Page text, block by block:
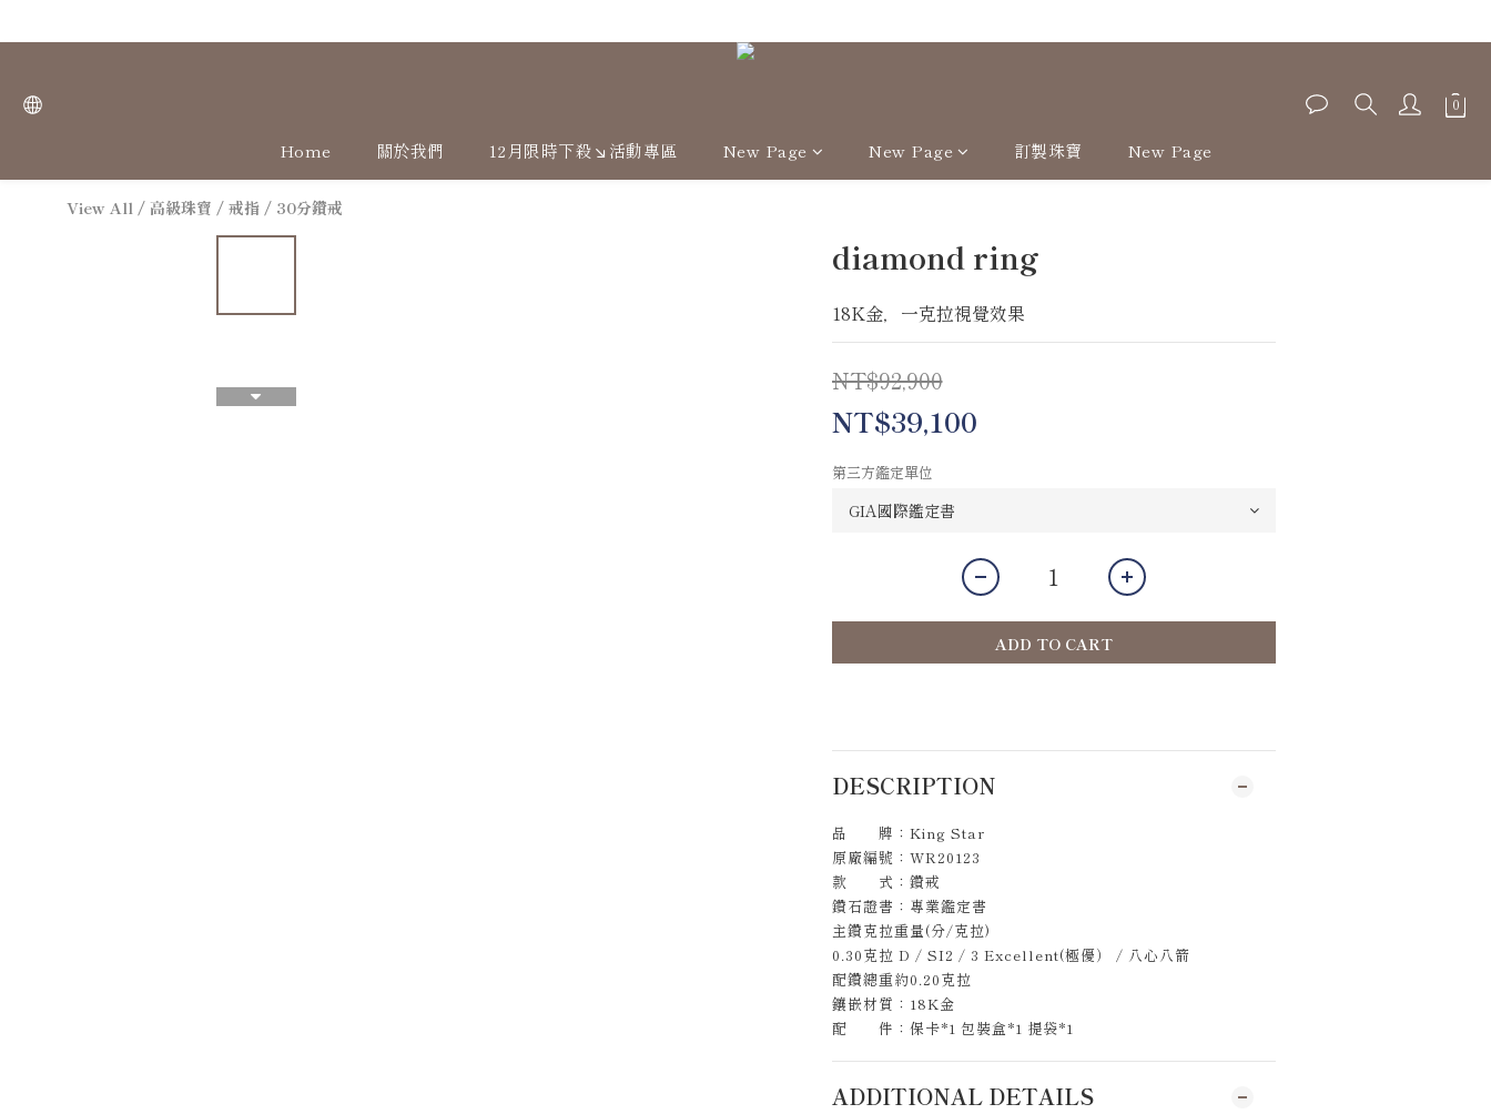
Home 關於我們 12月限時下殺↘活動專區 New Page New Page 訂製珠寶 New Page
View All / 高級珠寶 / 戒指 / 30分鑽戒
diamond ring
18K金，一克拉視覺效果
NT$92,900
NT$39,100
第三方鑑定單位
ADD TO CART
DESCRIPTION
品 牌：King Star
原廠編號：WR20123
款 式：鑽戒
鑽石證書：專業鑑定書
主鑽克拉重量(分/克拉)
0.30克拉 D / SI2 / 3 Excellent(極優） / 八心八箭
配鑽總重約0.20克拉
鑲嵌材質：18K金
配 件：保卡*1 包裝盒*1 提袋*1
ADDITIONAL DETAILS